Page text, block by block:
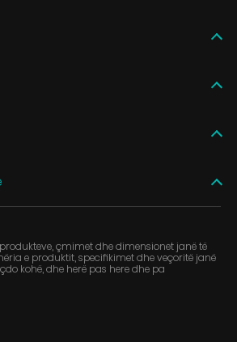
çmimet dhe dimensionet janë të
e produktit, specifikimet dhe veçoritë janë
kohë, dhe herë pas here dhe pa